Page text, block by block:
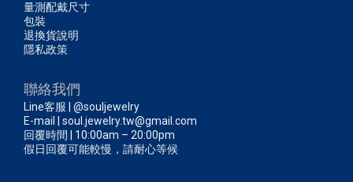
量測配戴尺寸
包裝
退換貨說明
隱私政策
聯絡我們
Line客服 | @souljewelry
E-mail | soul.jewelry.tw@gmail.com
回覆時間 | 10:00am – 20:00pm
假日回覆可能較慢，請耐心等候